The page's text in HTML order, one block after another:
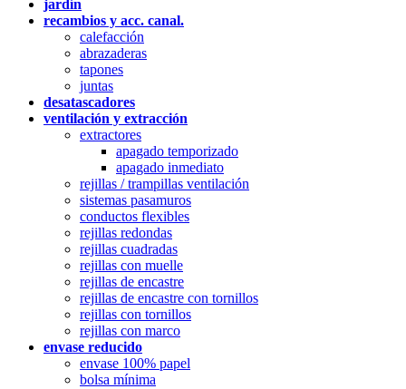
jardín
recambios y acc. canal.
calefacción
abrazaderas
tapones
juntas
desatascadores
ventilación y extracción
extractores
apagado temporizado
apagado inmediato
rejillas / trampillas ventilación
sistemas pasamuros
conductos flexibles
rejillas redondas
rejillas cuadradas
rejillas con muelle
rejillas de encastre
rejillas de encastre con tornillos
rejillas con tornillos
rejillas con marco
envase reducido
envase 100% papel
bolsa mínima